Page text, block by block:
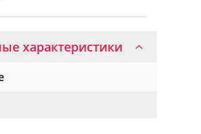
характеристики